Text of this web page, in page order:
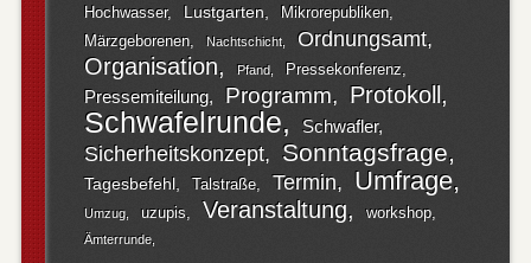
Hochwasser Lustgarten
Mikrorepubliken
Märzgeborenen
Nachtschicht Ordnungsamt
Organisation Pfand Pressekonferenz
Pressemiteilung Programm Protokoll
Schwafelrunde Schwafler
Sicherheitskonzept Sonntagsfrage
Tagesbefehl Talstraße Termin Umfrage
Umzug uzupis Veranstaltung workshop
Ämterrunde